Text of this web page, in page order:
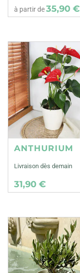
à partir de35,90 €
ANTHURIUM
Livraison dès demain
31,90 €